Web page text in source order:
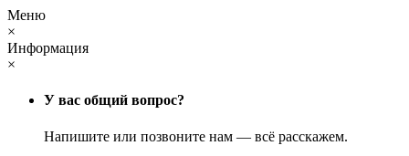
Меню
×
Информация
×
У вас общий вопрос?
Напишите или позвоните нам — всё расскажем.